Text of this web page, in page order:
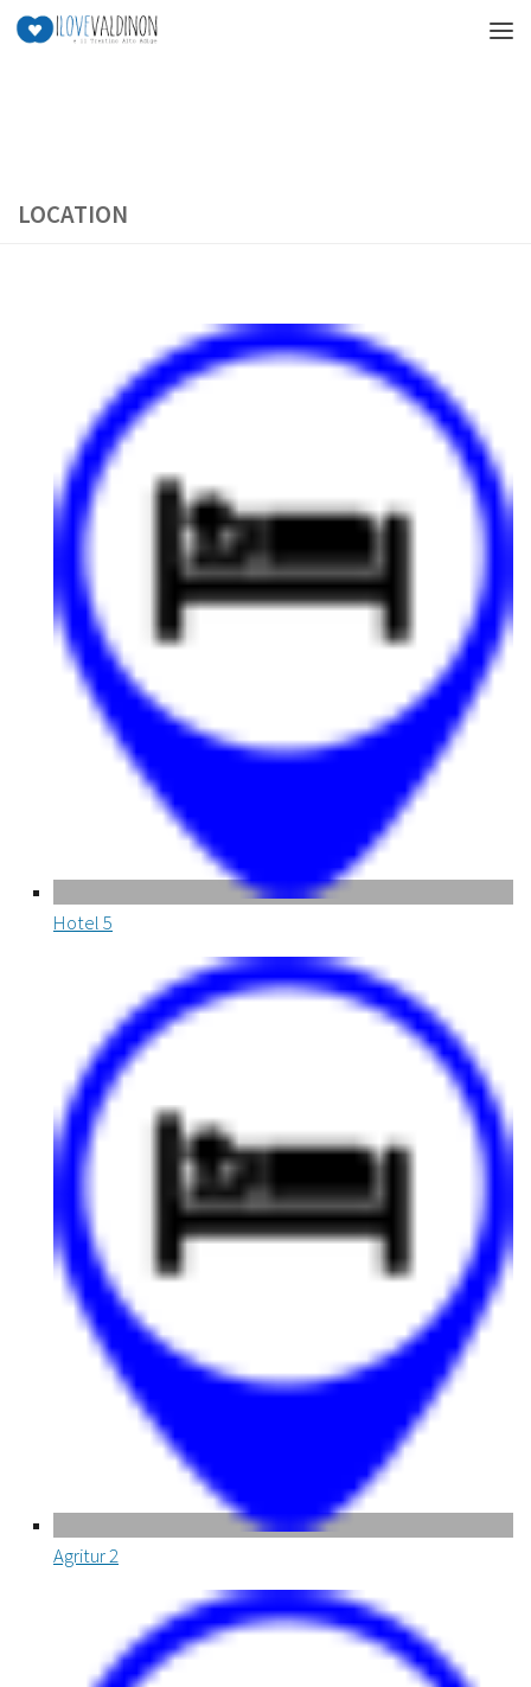
Salta al contenuto
LOCATION
Hotel5
Agritur2